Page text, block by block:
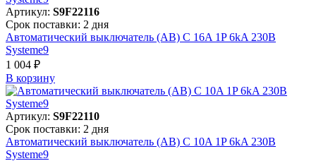
Артикул: S9F22116
Срок поставки: 2 дня
Автоматический выключатель (АВ) C 16A 1P 6kA 230В
Systeme9
1 004 ₽
В корзинy
Артикул: S9F22110
Срок поставки: 2 дня
Автоматический выключатель (АВ) C 10A 1P 6kA 230В
Systeme9